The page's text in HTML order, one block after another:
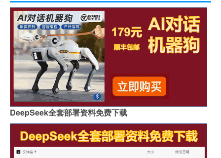
DeepSeek全套部署资料免费下载